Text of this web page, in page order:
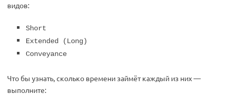
видов:
Short
Extended (Long)
Conveyance
Что бы узнать, сколько времени займёт каждый из них —
выполните: